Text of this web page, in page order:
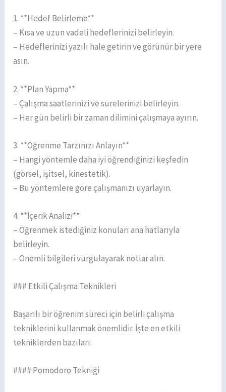
1. **Hedef Belirleme**
– Kısa ve uzun vadeli hedeflerinizi belirleyin.
– Hedeflerinizi yazılı hale getirin ve görünür bir yere
asın.
2. **Plan Yapma**
– Çalışma saatlerinizi ve sürelerinizi belirleyin.
– Her gün belirli bir zaman dilimini çalışmaya ayırın.
3. **Öğrenme Tarzınızı Anlayın**
– Hangi yöntemle daha iyi öğrendiğinizi keşfedin
(görsel, işitsel, kinestetik).
– Bu yöntemlere göre çalışmanızı uyarlayın.
4. **İçerik Analizi**
– Öğrenmek istediğiniz konuları ana hatlarıyla
belirleyin.
– Önemli bilgileri vurgulayarak notlar alın.
### Etkili Çalışma Teknikleri
Başarılı bir öğrenim süreci için belirli çalışma
tekniklerini kullanmak önemlidir. İşte en etkili
tekniklerden bazıları:
#### Pomodoro Tekniği